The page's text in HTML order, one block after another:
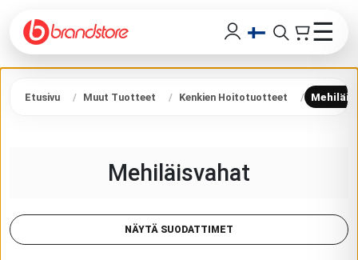
☰
Etusivu Muut Tuotteet Kenkien Hoitotuotteet
Mehiläisvahat
NÄYTÄ SUODATTIMET